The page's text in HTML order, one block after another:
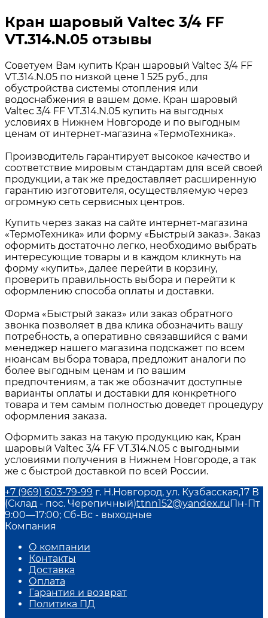
Кран шаровый Valtec 3/4 FF
VT.314.N.05 отзывы
Советуем Вам купить Кран шаровый Valtec 3/4 FF
VT.314.N.05 по низкой цене 1 525 руб., для
обустройства системы отопления или
водоснабжения в вашем доме. Кран шаровый
Valtec 3/4 FF VT.314.N.05 купить на выгодных
условиях в Нижнем Новгороде и по выгодным
ценам от интернет-магазина «ТермоТехника».
Производитель гарантирует высокое качество и
соответствие мировым стандартам для всей своей
продукции, а так же предоставляет расширенную
гарантию изготовителя, осуществляемую через
огромную сеть сервисных центров.
Купить через заказ на сайте интернет-магазина
«ТермоТехника» или форму «Быстрый заказ». Заказ
оформить достаточно легко, необходимо выбрать
интересующие товары и в каждом кликнуть на
форму «купить», далее перейти в корзину,
проверить правильность выбора и перейти к
оформлению способа оплаты и доставки.
Форма «Быстрый заказ» или заказ обратного
звонка позволяет в два клика обозначить вашу
потребность, а оперативно связавшийся с вами
менеджер нашего магазина подскажет по всем
нюансам выбора товара, предложит аналоги по
более выгодным ценам и по вашим
предпочтениям, а так же обозначит доступные
варианты оплаты и доставки для конкретного
товара и тем самым полностью доведет процедуру
оформления заказа.
Оформить заказ на такую продукцию как, Кран
шаровый Valtec 3/4 FF VT.314.N.05 с выгодными
условиями получения в Нижнем Новгороде, а так
же с быстрой доставкой по всей России.
+7 (969) 603-79-99 г. Н.Новгород, ул. Кузбасская,17 В
(Склад - пос. Черепичный)ttnn152@yandex.ruПн-Пт
9:00—17:00; Сб-Вс - выходные
Компания
О компании
Контакты
Доставка
Оплата
Гарантия и возврат
Политика ПД